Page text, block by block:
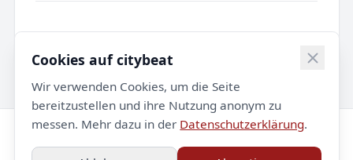
Noch keine Kommentare.
© 2026 citybeat. Alle Rechte vorbehalten.
Cookies auf citybeat
Wir verwenden Cookies, um die Seite
bereitzustellen und ihre Nutzung anonym zu
messen. Mehr dazu in der Datenschutzerklärung.